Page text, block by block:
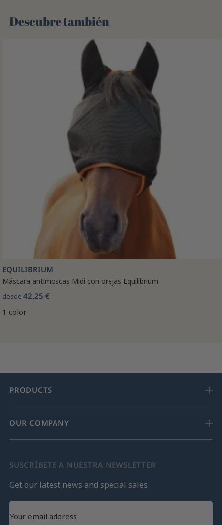
Descubre también 🌻
EQUILIBRIUM
Máscara antimoscas Midi con orejas Equilibrium
desde 42,25 €
1 color
PRODUCTS
OUR COMPANY
SUSCRÍBETE A NUESTRA NEWSLETTER
Get our latest news and special sales